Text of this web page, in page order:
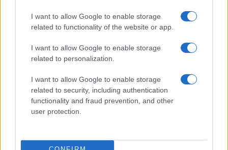
I want to allow Google to enable storage
related to functionality of the website or app.
I want to allow Google to enable storage
related to personalization.
I want to allow Google to enable storage
related to security, including authentication
functionality and fraud prevention, and other
user protection.